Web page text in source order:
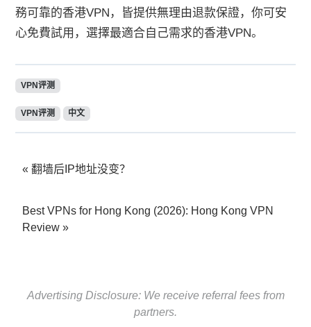
務可靠的香港VPN，皆提供無理由退款保證，你可安
心免費試用，選擇最適合自己需求的香港VPN。
VPN评测
VPN评测 中文
翻墙后IP地址没变？
Best VPNs for Hong Kong (2026): Hong Kong VPN
Review
Advertising Disclosure: We receive referral fees from
partners.